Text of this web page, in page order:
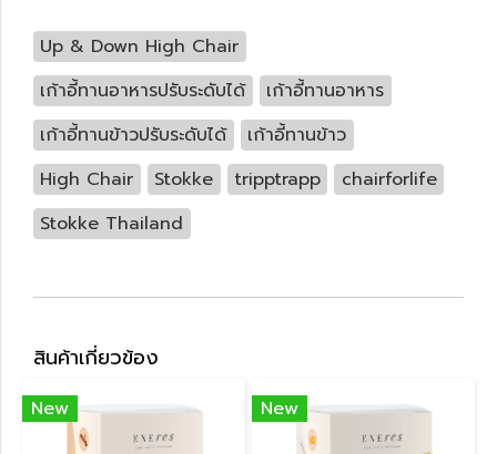
Up & Down High Chair
เก้าอี้ทานอาหารปรับระดับได้
เก้าอี้ทานอาหาร
เก้าอี้ทานข้าวปรับระดับได้
เก้าอี้ทานข้าว
High Chair
Stokke tripptrapp
chairforlife
Stokke Thailand
สินค้าเกี่ยวข้อง
New New